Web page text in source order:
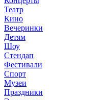
Театр
Кино
Вечеринки
Детям
Шоу
Стендап
Фестивали
Спорт
Музеи
Праздники